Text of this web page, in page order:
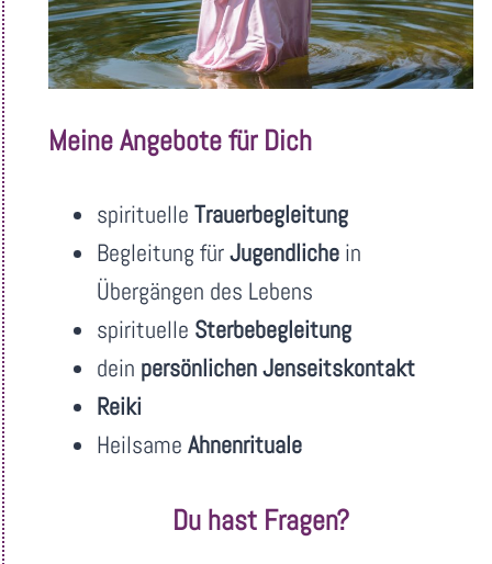
Meine Angebote für Dich
spirituelle Trauerbegleitung
Begleitung fürJugendlichein
Übergängen des Lebens
spirituelle Sterbebegleitung
dein persönlichen Jenseitskontakt
Reiki
Heilsame Ahnenrituale
Du hast Fragen?